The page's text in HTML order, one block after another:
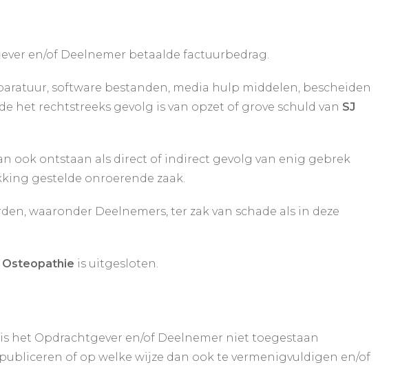
en/of Deelnemer betaalde factuurbedrag.
software bestanden, media hulp middelen, bescheiden
het rechtstreeks gevolg is van opzet of grove schuld van SJ
ook ontstaan als direct of indirect gevolg van enig gebrek
gestelde onroerende zaak.
waaronder Deelnemers, ter zak van schade als in deze
Osteopathie is uitgesloten.
is het Opdrachtgever en/of Deelnemer niet toegestaan
of op welke wijze dan ook te vermenigvuldigen en/of